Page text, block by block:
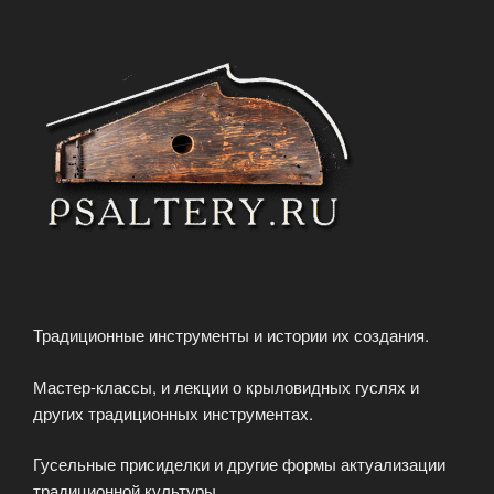
Традиционные инструменты и истории их создания.
Мастер-классы, и лекции о крыловидных гуслях и
других традиционных инструментах.
Гусельные присиделки и другие формы актуализации